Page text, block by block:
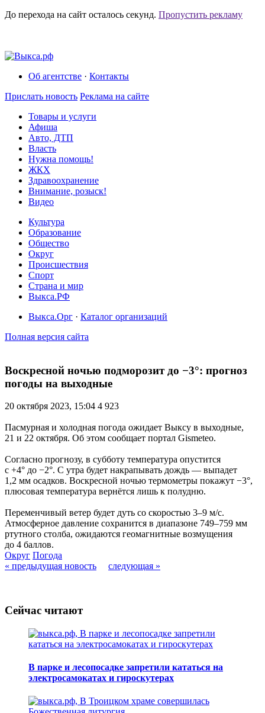
До перехода на сайт осталось секунд. Пропустить рекламу
Об агентстве · Контакты
Прислать новость Реклама на сайте
Товары и услуги
Афиша
Авто, ДТП
Власть
Нужна помощь!
ЖКХ
Здравоохранение
Внимание, розыск!
Видео
Культура
Образование
Общество
Округ
Происшествия
Спорт
Страна и мир
Выкса.РФ
Выкса.Орг · Каталог организаций
Полная версия сайта
Воскресной ночью подморозит до −3°: прогноз
погоды на выходные
20 октября 2023, 15:04 4 923
Пасмурная и холодная погода ожидает Выксу в выходные,
21 и 22 октября. Об этом сообщает портал Gismeteo.
Согласно прогнозу, в субботу температура опустится
с +4° до −2°. С утра будет накрапывать дождь — выпадет
1,2 мм осадков. Воскресной ночью термометры покажут −3°,
плюсовая температура вернётся лишь к полудню.
Переменчивый ветер будет дуть со скоростью 3–9 м/c.
Атмосферное давление сохранится в диапазоне 749–759 мм
ртутного столба, ожидаются геомагнитные возмущения
до 4 баллов.
Округ Погода
« предыдущая новость
следующая »
Сейчас читают
В парке и лесопосадке запретили кататься на
электросамокатах и гироскутерах